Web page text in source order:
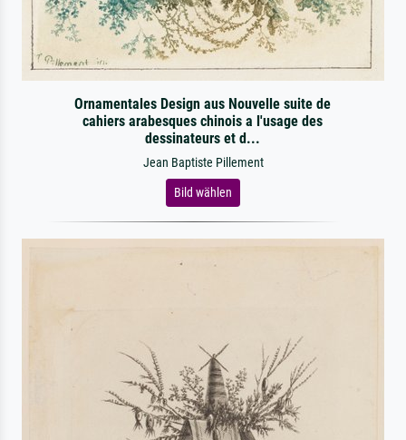
Ornamentales Design aus Nouvelle suite de
cahiers arabesques chinois a l'usage des
dessinateurs et d...
Jean Baptiste Pillement
Bild wählen